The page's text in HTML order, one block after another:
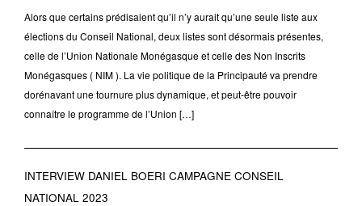
Alors que certains prédisaient qu’il n’y aurait qu’une seule liste aux
élections du Conseil National, deux listes sont désormais présentes,
celle de l’Union Nationale Monégasque et celle des Non Inscrits
Monégasques ( NIM ). La vie politique de la Principauté va prendre
dorénavant une tournure plus dynamique, et peut-être pouvoir
connaître le programme de l’Union […]
INTERVIEW DANIEL BOERI CAMPAGNE CONSEIL
NATIONAL 2023